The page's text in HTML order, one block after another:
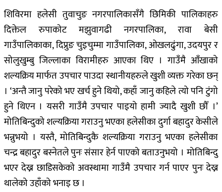
शिविरमा हलेसी तुवाचुङ नगरपालिकासँगै छिमिकी पालिकाहरु
दिक्तेल रुपाकोट मझुवागढी नगरपालिका, रावा बेसी
गाउँपालिकाका, दिप्रुङ चुइचुम्मा गाउँपालिका, ओखलढुंगा, उदयपुर र
सोलुखुम्बु जिल्लाका विरामीहरु आएका थिए । गाउँमै आँखाको
शल्यक्रिय मार्फत उपचार पाउदा स्थानीयहरुले खुशी व्यक्त गरेका छन्
। ‘अन्तै जानु परेको भए खर्च हुने थियो, कहाँ जानु कहिले त्यो पनि टुंगो
हुने थिएन । यसरी गाउँमै उपचार पाइयो हामी ज्यादै खुशी छौँ ।’
मोतिबिन्दुको शल्यक्रिया गराउनु भएका हलेसीका दुर्गा बहादुर केसीले
भन्नुभयो । यस्तै, मोतिबिन्दुकै शल्यक्रिया गराउनु भएका हलेसीका
चन्द्र बहादुर बस्नेतले पुनः संसार हेर्न पाएको बताउनुभयो । मोतिबिन्दु
भएर देख्न छाडिसकेको अवस्थामा गाउँमै उपचार गर्न पाएर पुनः देख्न
थालेको उहाँको भनाइ छ ।